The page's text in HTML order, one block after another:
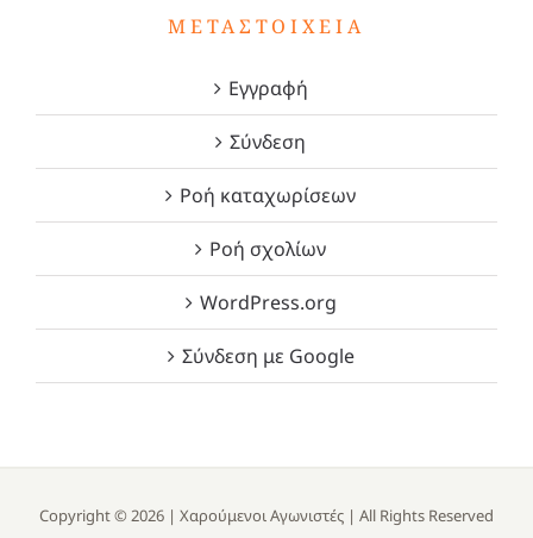
ΜΕΤΑΣΤΟΙΧΕΊΑ
Εγγραφή
Σύνδεση
Ροή καταχωρίσεων
Ροή σχολίων
WordPress.org
Σύνδεση με Google
Copyright © 2026 | Χαρούμενοι Αγωνιστές | All Rights Reserved